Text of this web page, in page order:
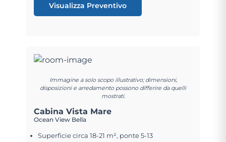
Visualizza Preventivo
Immagine a solo scopo illustrativo; dimensioni,
disposizioni e arredamento possono differire da quelli
mostrati.
Cabina Vista Mare
Ocean View Bella
Superficie circa 18-21 m², ponte 5-13